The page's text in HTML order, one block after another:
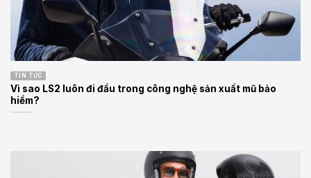
TIN TỨC
Vì sao LS2 luôn đi đầu trong công nghệ sản xuất mũ bảo
hiểm?